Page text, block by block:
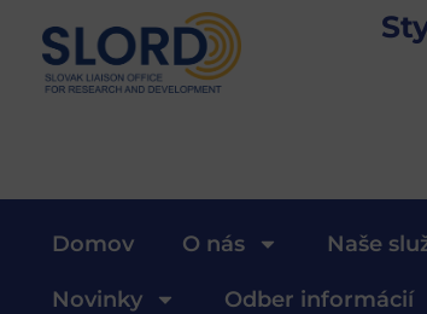
Domov O nás Naše
Novinky Odber informácií